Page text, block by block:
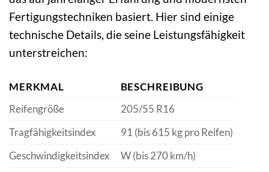
Fertigungstechniken basiert. Hier sind einige
technische Details, die seine Leistungsfähigkeit
unterstreichen:
MERKMAL
BESCHREIBUNG
Reifengröße
205/55 R16
Tragfähigkeitsindex
91 (bis 615 kg pro Reifen)
Geschwindigkeitsindex
W (bis 270 km/h)